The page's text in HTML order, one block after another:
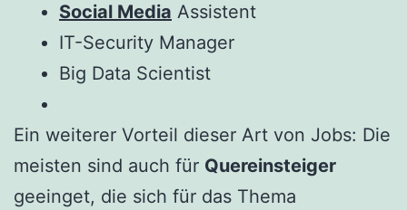
Social Media Assistent
IT-Security Manager
Big Data Scientist
Ein weiterer Vorteil dieser Art von Jobs: Die
meisten sind auch für Quereinsteiger
geeinget, die sich für das Thema